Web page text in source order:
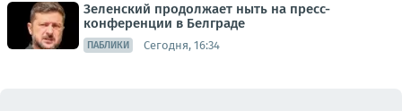
Зеленский продолжает ныть на пресс-
конференции в Белграде
ПАБЛИКИ Сегодня, 16:34